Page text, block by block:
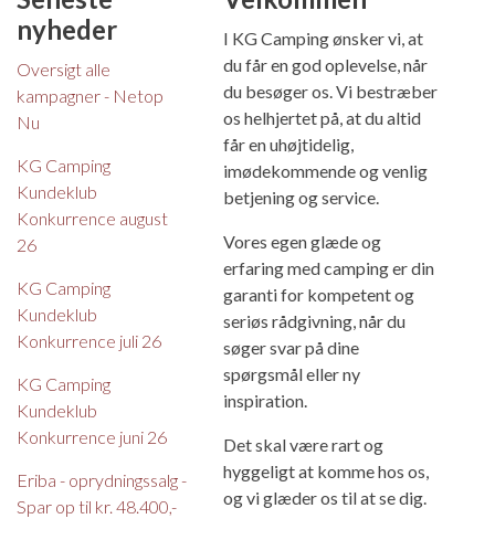
nyheder
Oversigt alle
kampagner - Netop
Nu
KG Camping
Kundeklub
Konkurrence august
26
KG Camping
Kundeklub
Konkurrence juli 26
KG Camping
Kundeklub
Konkurrence juni 26
Eriba - oprydningssalg -
Spar op til kr. 48.400,-
I KG Camping ønsker vi, at
du får en god oplevelse, når
du besøger os. Vi bestræber
os helhjertet på, at du altid
får en uhøjtidelig,
imødekommende og venlig
betjening og service.
Vores egen glæde og
erfaring med camping er din
garanti for kompetent og
seriøs rådgivning, når du
søger svar på dine
spørgsmål eller ny
inspiration.
Det skal være rart og
hyggeligt at komme hos os,
og vi glæder os til at se dig.